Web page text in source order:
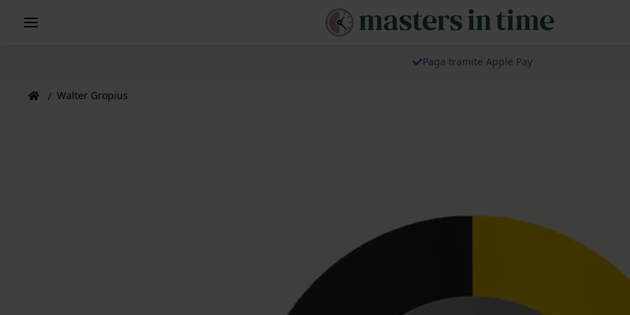
Paga tramite Apple Pay
Walter Gropius